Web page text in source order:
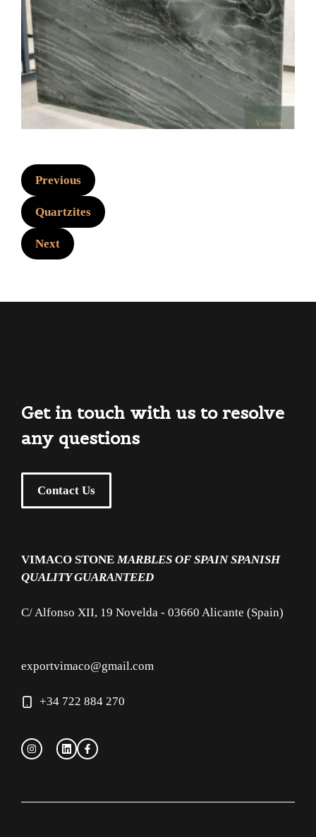
Previous
Quartzites
Next
Get in touch with us to resolve
any questions
Contact Us
VIMACO STONE MARBLES OF SPAIN SPANISH
QUALITY GUARANTEED
C/ Alfonso XII, 19 Novelda - 03660 Alicante (Spain)
exportvimaco@gmail.com
+34 722 884 270